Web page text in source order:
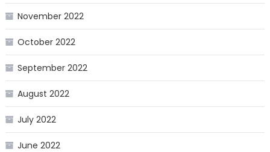
November 2022
October 2022
September 2022
August 2022
July 2022
June 2022